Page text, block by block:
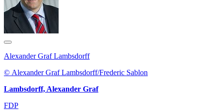
Alexander Graf Lambsdorff
© Alexander Graf Lambsdorff/Frederic Sablon
Lambsdorff, Alexander Graf
FDP